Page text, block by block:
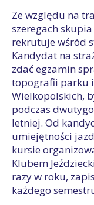
Ze względu na
szeregach
rekrutuje wśród
Kandydat na
zdać egzamin
topografii parku i
Wielkopolskich,
podczas
letniej. Od
umiejętności
kursie
Klubem
razy w roku,
każdego